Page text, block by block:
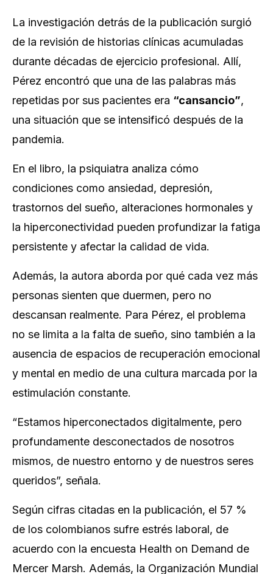
La investigación detrás de la publicación surgió
de la revisión de historias clínicas acumuladas
durante décadas de ejercicio profesional. Allí,
Pérez encontró que una de las palabras más
repetidas por sus pacientes era “cansancio”,
una situación que se intensificó después de la
pandemia.
En el libro, la psiquiatra analiza cómo
condiciones como ansiedad, depresión,
trastornos del sueño, alteraciones hormonales y
la hiperconectividad pueden profundizar la fatiga
persistente y afectar la calidad de vida.
Además, la autora aborda por qué cada vez más
personas sienten que duermen, pero no
descansan realmente. Para Pérez, el problema
no se limita a la falta de sueño, sino también a la
ausencia de espacios de recuperación emocional
y mental en medio de una cultura marcada por la
estimulación constante.
“Estamos hiperconectados digitalmente, pero
profundamente desconectados de nosotros
mismos, de nuestro entorno y de nuestros seres
queridos”, señala.
Según cifras citadas en la publicación, el 57 %
de los colombianos sufre estrés laboral, de
acuerdo con la encuesta Health on Demand de
Mercer Marsh. Además, la Organización Mundial